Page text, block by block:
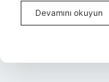
Devamını okuyun